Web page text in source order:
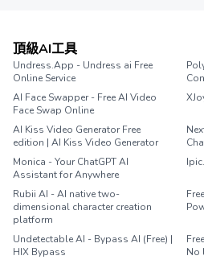
頂級AI工具
Undress.App - Undress ai Free
Online Service
AI Face Swapper - Free AI Video
Face Swap Online
AI Kiss Video Generator Free
edition | AI Kiss Video Generator
Monica - Your ChatGPT AI
Assistant for Anywhere
Rubii AI - AI native two-
dimensional character creation
platform
Undetectable AI - Bypass AI (Free) |
HIX Bypass
No